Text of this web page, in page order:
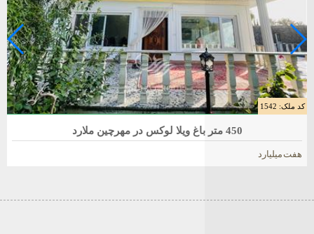
کد ملک: 1542
فروش باغ ویلا 450 متری در ملارد
450 متر باغ ویلا لوکس در مهرچین ملارد
هفت میلیارد